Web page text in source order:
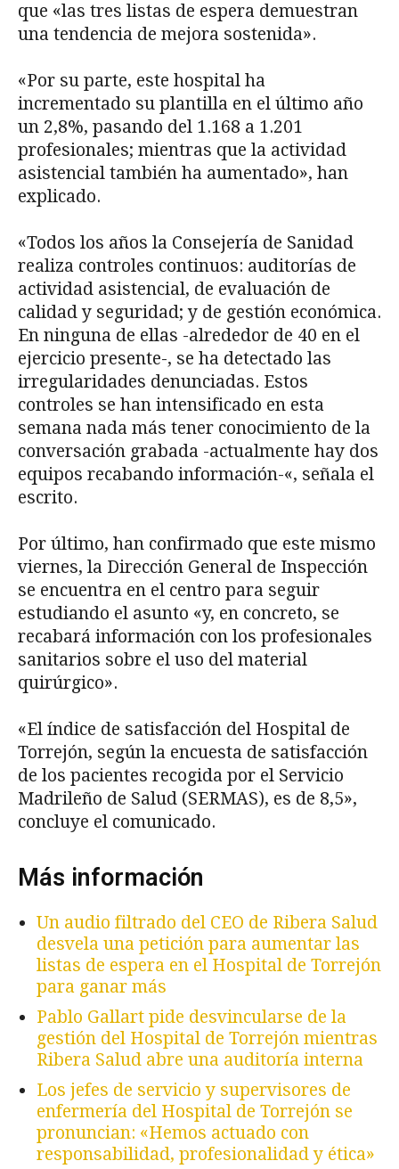
que «las tres listas de espera demuestran
una tendencia de mejora sostenida».
«Por su parte, este hospital ha
incrementado su plantilla en el último año
un 2,8%, pasando del 1.168 a 1.201
profesionales; mientras que la actividad
asistencial también ha aumentado», han
explicado.
«Todos los años la Consejería de Sanidad
realiza controles continuos: auditorías de
actividad asistencial, de evaluación de
calidad y seguridad; y de gestión económica.
En ninguna de ellas -alrededor de 40 en el
ejercicio presente-, se ha detectado las
irregularidades denunciadas. Estos
controles se han intensificado en esta
semana nada más tener conocimiento de la
conversación grabada -actualmente hay dos
equipos recabando información-«, señala el
escrito.
Por último, han confirmado que este mismo
viernes, la Dirección General de Inspección
se encuentra en el centro para seguir
estudiando el asunto «y, en concreto, se
recabará información con los profesionales
sanitarios sobre el uso del material
quirúrgico».
«El índice de satisfacción del Hospital de
Torrejón, según la encuesta de satisfacción
de los pacientes recogida por el Servicio
Madrileño de Salud (SERMAS), es de 8,5»,
concluye el comunicado.
Más información
Un audio filtrado del CEO de Ribera Salud
desvela una petición para aumentar las
listas de espera en el Hospital de Torrejón
para ganar más
Pablo Gallart pide desvincularse de la
gestión del Hospital de Torrejón mientras
Ribera Salud abre una auditoría interna
Los jefes de servicio y supervisores de
enfermería del Hospital de Torrejón se
pronuncian: «Hemos actuado con
responsabilidad, profesionalidad y ética»